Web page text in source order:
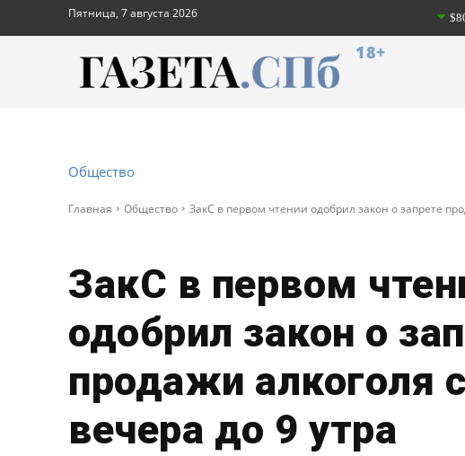
Пятница, 7 августа 2026
18+
Общество
Главная Общество ЗакС в первом чтении одобрил закон о запрете
ЗакС в первом
одобрил закон о
продажи алкоголя
вечера до 9 утра